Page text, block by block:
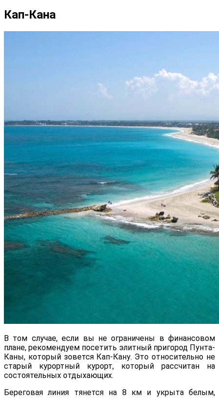
Кап-Кана
В том случае, если вы не ограничены в финансовом
плане, рекомендуем посетить элитный пригород Пунта-
Каны, который зовется Кап-Кану. Это относительно не
старый курортный курорт, который рассчитан на
состоятельных отдыхающих.
Береговая линия тянется на 8 км и укрыта белым,